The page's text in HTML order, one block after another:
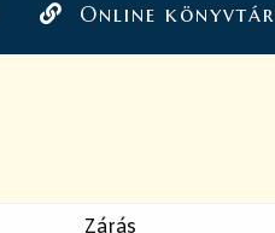
Online könyvtár
Zárás